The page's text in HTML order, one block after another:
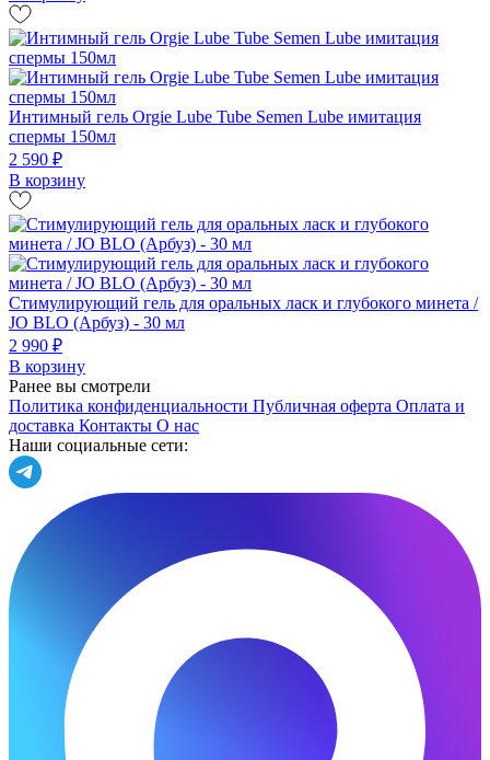
Интимный гель Orgie Lube Tube Semen Lube имитация
спермы 150мл
2 590 ₽
В корзину
Стимулирующий гель для оральных ласк и глубокого минета /
JO BLO (Арбуз) - 30 мл
2 990 ₽
В корзину
Ранее вы смотрели
Политика конфиденциальности Публичная оферта Оплата и
доставка Контакты О нас
Наши социальные сети: